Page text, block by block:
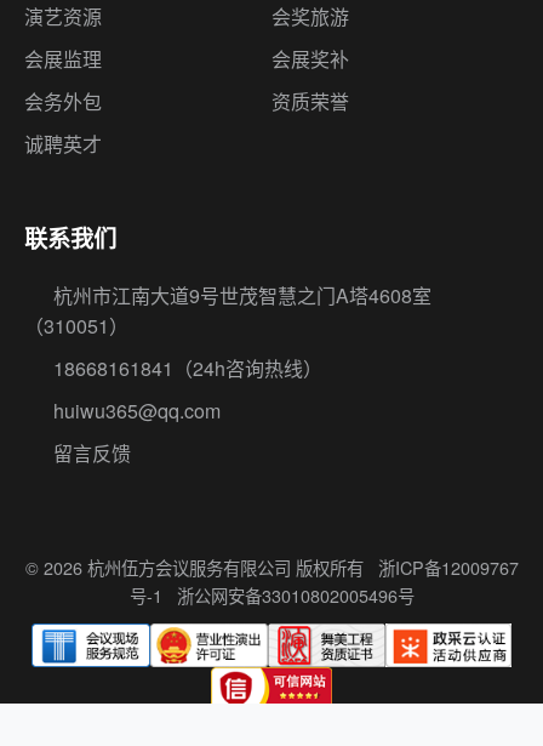
诚聘英才
联系我们
杭州市江南大道9号世茂智慧之门A塔4608室
18668161841
留言反馈
号-1